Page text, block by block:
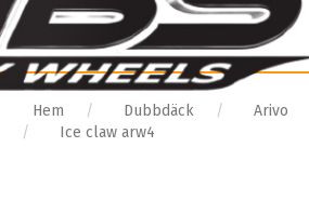
Hem Dubbdäck
Arivo
Ice claw arw4